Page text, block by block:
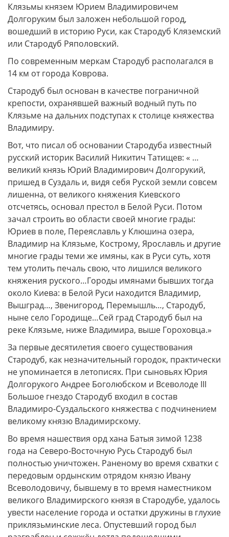
Клязьмы князем Юрием Владимировичем
Долгоруким был заложен небольшой город,
вошедший в историю Руси, как Стародуб Кляземский
или Стародуб Ряполовский.
По современным меркам Стародуб располагался в
14 км от города Коврова.
Стародуб был основан в качестве пограничной
крепости, охранявшей важный водный путь по
Клязьме на дальних подступах к столице княжества
Владимиру.
Вот, что писал об основании Стародуба известный
русский историк Василий Никитич Татищев: « …
великий князь Юрий Владимирович Долгорукий,
пришед в Суздаль и, видя себя Руской земли совсем
лишенна, от великого княжения Киевского
отсчетясь, основал престол в Белой Руси. Потом
зачал строить во области своей многие грады:
Юриев в поле, Переяславль у Клюшина озера,
Владимир на Клязьме, Кострому, Ярославль и другие
многие грады теми же имяны, как в Руси суть, хотя
тем утолить печаль свою, что лишился великого
княжения руского…Городы имянами бывших тогда
около Киева: в Белой Руси находится Владимир,
Вышград…, Звенигород, Перемышль…, Стародуб,
ныне село Городище…Сей град Стародуб был на
реке Клязьме, ниже Владимира, выше Гороховца.»
За первые десятилетия своего существования
Стародуб, как незначительный городок, практически
не упоминается в летописях. При сыновьях Юрия
Долгорукого Андрее Боголюбском и Всеволоде III
Большое гнездо Стародуб входил в состав
Владимиро-Суздальского княжества с подчинением
великому князю Владимирскому.
Во время нашествия орд хана Батыя зимой 1238
года на Северо-Восточную Русь Стародуб был
полностью уничтожен. Раненому во время схватки с
передовым ордынским отрядом князю Ивану
Всеволодовичу, бывшему в то время наместником
великого Владимирского князя в Стародубе, удалось
увести население города и остатки дружины в глухие
приклязьминские леса. Опустевший город был